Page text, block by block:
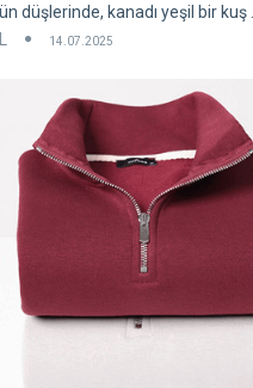
düşlerinde, kanadı yeşil bir kuş ...
14.07.2025